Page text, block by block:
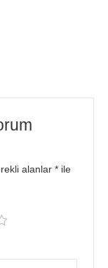
alanlar* ile